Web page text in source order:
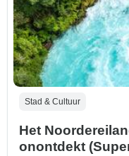
Stad & Cultuur
Het
onontdekt